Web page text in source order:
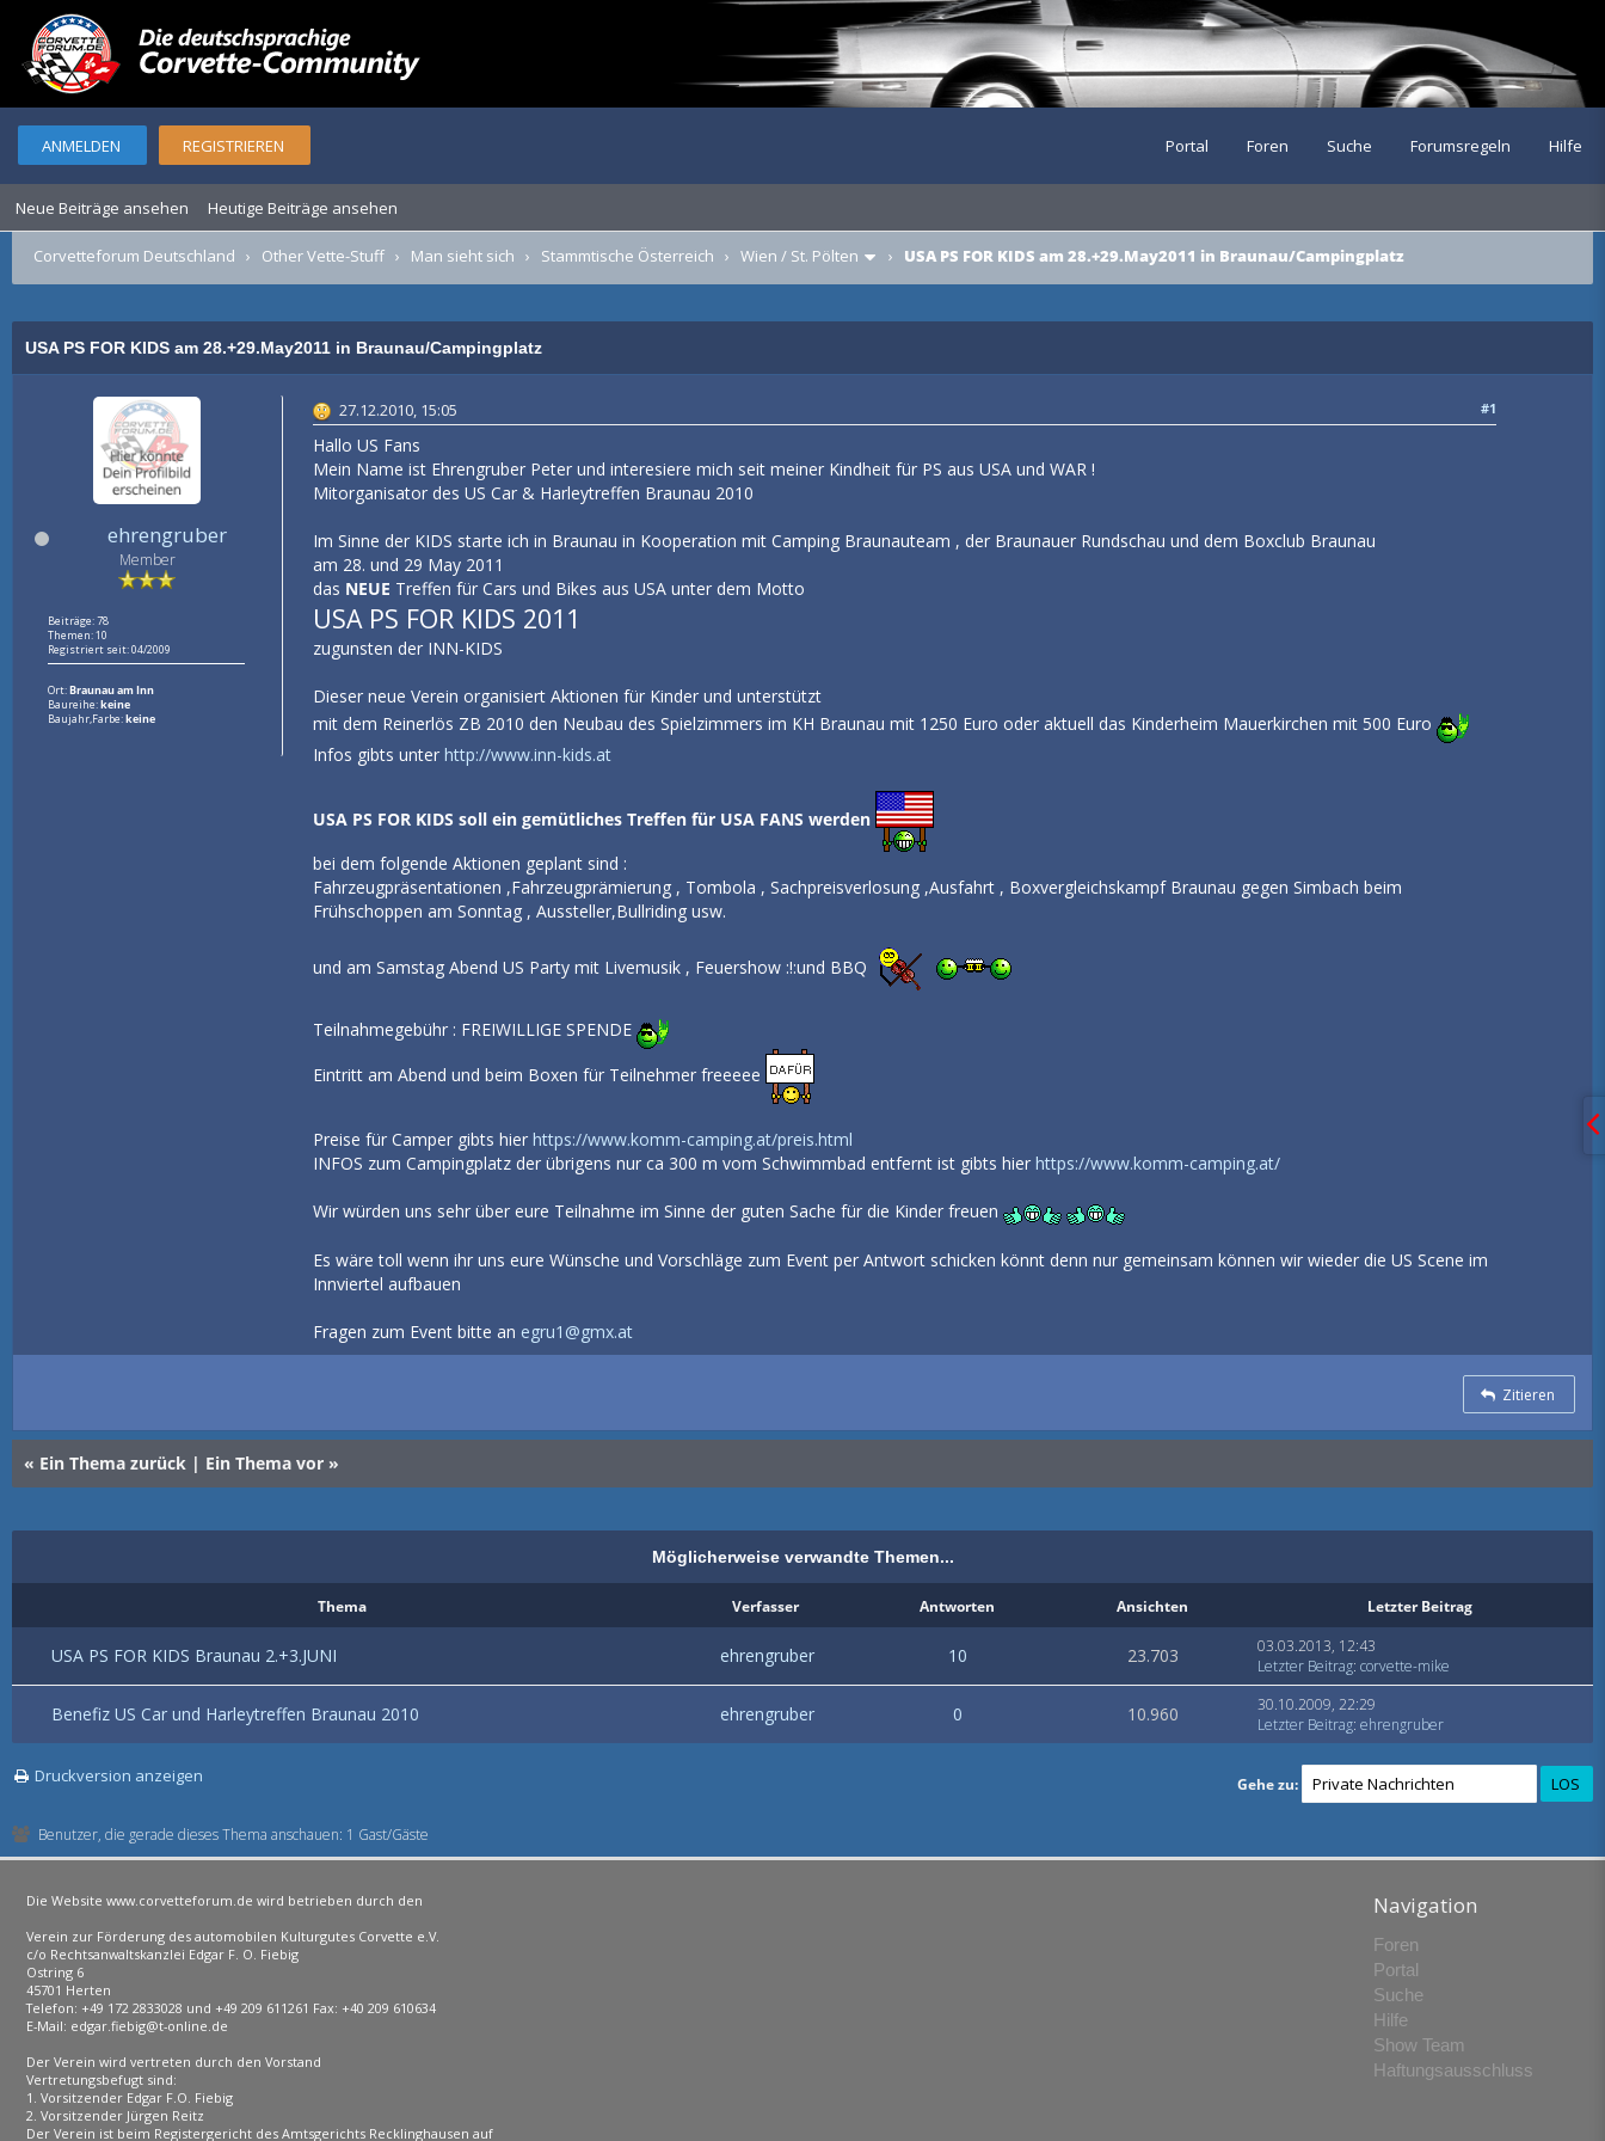
ANMELDEN REGISTRIEREN Portal Foren Suche Forumsregeln Hilfe
Neue Beiträge ansehen Heutige Beiträge ansehen
Corvetteforum Deutschland › Other Vette-Stuff › Man sieht sich › Stammtische Österreich › Wien / St. Pölten › USA PS FOR KIDS am 28.+29.May2011 in Braunau/Campingplatz
USA PS FOR KIDS am 28.+29.May2011 in Braunau/Campingplatz
ehrengruber
Member
Beiträge: 78
Themen: 10
Registriert seit: 04/2009
Ort:Braunau am Inn
Baureihe:keine
Baujahr,Farbe:keine
#1
27.12.2010, 15:05
Hallo US Fans
Mein Name ist Ehrengruber Peter und interesiere mich seit meiner Kindheit für PS aus USA und WAR !
Mitorganisator des US Car & Harleytreffen Braunau 2010
Im Sinne der KIDS starte ich in Braunau in Kooperation mit Camping Braunauteam , der Braunauer Rundschau und dem Boxclub Braunau
am 28. und 29 May 2011
das NEUE Treffen für Cars und Bikes aus USA unter dem Motto
USA PS FOR KIDS 2011
zugunsten der INN-KIDS
Dieser neue Verein organisiert Aktionen für Kinder und unterstützt
mit dem Reinerlös ZB 2010 den Neubau des Spielzimmers im KH Braunau mit 1250 Euro oder aktuell das Kinderheim Mauerkirchen mit 500 Euro
Infos gibts unter http://www.inn-kids.at
USA PS FOR KIDS soll ein gemütliches Treffen für USA FANS werden
bei dem folgende Aktionen geplant sind :
Fahrzeugpräsentationen ,Fahrzeugprämierung , Tombola , Sachpreisverlosung ,Ausfahrt , Boxvergleichskampf Braunau gegen Simbach beim
Frühschoppen am Sonntag , Aussteller,Bullriding usw.
und am Samstag Abend US Party mit Livemusik , Feuershow :!:und BBQ
Teilnahmegebühr : FREIWILLIGE SPENDE
Eintritt am Abend und beim Boxen für Teilnehmer freeeee
Preise für Camper gibts hier https://www.komm-camping.at/preis.html
INFOS zum Campingplatz der übrigens nur ca 300 m vom Schwimmbad entfernt ist gibts hier https://www.komm-camping.at/
Wir würden uns sehr über eure Teilnahme im Sinne der guten Sache für die Kinder freuen
Es wäre toll wenn ihr uns eure Wünsche und Vorschläge zum Event per Antwort schicken könnt denn nur gemeinsam können wir wieder die US Scene im
Innviertel aufbauen
Fragen zum Event bitte an egru1@gmx.at
Zitieren
« Ein Thema zurück | Ein Thema vor »
Möglicherweise verwandte Themen...
Thema Verfasser Antworten Ansichten Letzter Beitrag
USA PS FOR KIDS Braunau 2.+3.JUNI ehrengruber 10 23.703
03.03.2013, 12:43
Letzter Beitrag: corvette-mike
Benefiz US Car und Harleytreffen Braunau 2010 ehrengruber 0 10.960
30.10.2009, 22:29
Letzter Beitrag: ehrengruber
Druckversion anzeigen Gehe zu:
Benutzer, die gerade dieses Thema anschauen: 1 Gast/Gäste
Navigation
Foren
Portal
Suche
Hilfe
Show Team
Haftungsausschluss
Die Website www.corvetteforum.de wird betrieben durch den
Verein zur Förderung des automobilen Kulturgutes Corvette e.V.
c/o Rechtsanwaltskanzlei Edgar F. O. Fiebig
Ostring 6
45701 Herten
Telefon: +49 172 2833028 und +49 209 611261 Fax: +40 209 610634
E-Mail: edgar.fiebig@t-online.de
Der Verein wird vertreten durch den Vorstand
Vertretungsbefugt sind:
1. Vorsitzender Edgar F.O. Fiebig
2. Vorsitzender Jürgen Reitz
Der Verein ist beim Registergericht des Amtsgerichts Recklinghausen auf